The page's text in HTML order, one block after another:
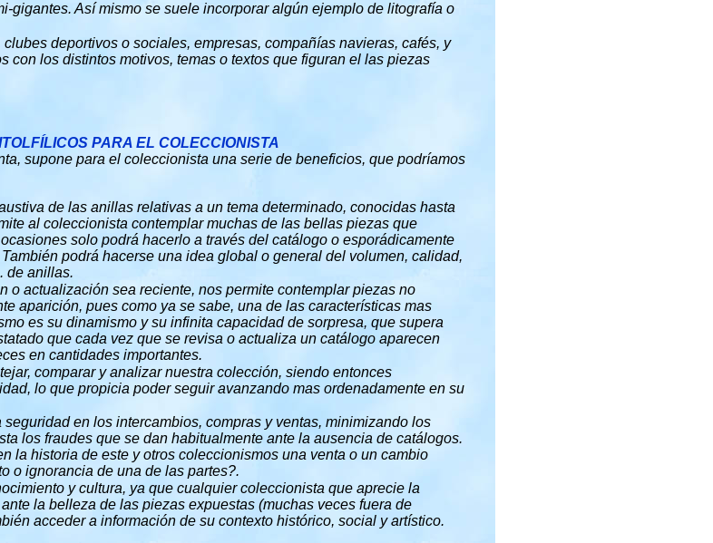
gigantes. Así mismo se suele incorporar algún ejemplo de litografía o
deportivos o sociales, empresas, compañías navieras, cafés, y
con los distintos motivos, temas o textos que figuran el las piezas
PARA EL COLECCIONISTA
supone para el coleccionista una serie de beneficios, que podríamos
de las anillas relativas a un tema determinado, conocidas hasta
al coleccionista contemplar muchas de las bellas piezas que
solo podrá hacerlo a través del catálogo o esporádicamente
podrá hacerse una idea global o general del volumen, calidad,
de anillas.
o actualización sea reciente, nos permite contemplar piezas no
aparición, pues como ya se sabe, una de las características mas
es su dinamismo y su infinita capacidad de sorpresa, que supera
que cada vez que se revisa o actualiza un catálogo aparecen
en cantidades importantes.
comparar y analizar nuestra colección, siendo entonces
lo que propicia poder seguir avanzando mas ordenadamente en su
en los intercambios, compras y ventas, minimizando los
los fraudes que se dan habitualmente ante la ausencia de catálogos.
la historia de este y otros coleccionismos una venta o un cambio
o ignorancia de una de las partes?.
y cultura, ya que cualquier coleccionista que aprecie la
la belleza de las piezas expuestas (muchas veces fuera de
acceder a información de su contexto histórico, social y artístico.